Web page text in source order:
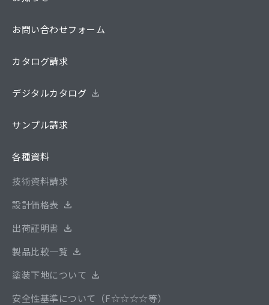
お問い合わせフォーム
カタログ請求
デジタルカタログ
サンプル請求
各種資料
技術資料請求
設計価格表
出荷証明書
製品比較一覧
塗装下地について
安全性基準について（F☆☆☆☆等）